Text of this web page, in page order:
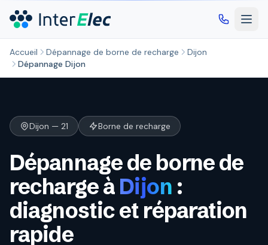
Accueil Dépannage de borne de recharge
Dijon
Dépannage Dijon
Dijon — 21 Borne de recharge
Dépannage de borne de
recharge à Dijon :
diagnostic et réparation
rapide